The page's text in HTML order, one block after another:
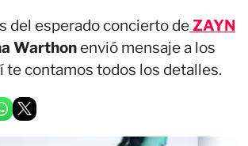
del esperado concierto deZAYN
Warthon envió mensaje a los
te contamos todos los detalles.